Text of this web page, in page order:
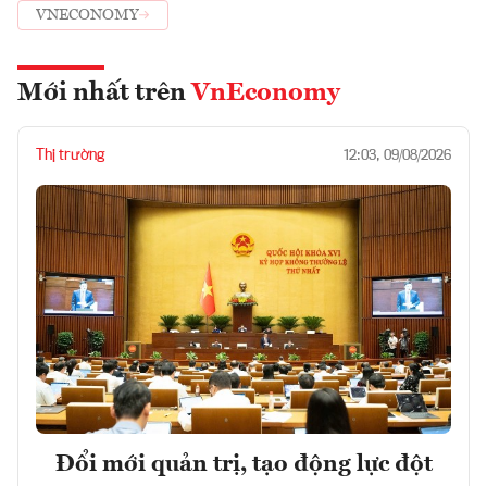
VNECONOMY
Mới nhất trên VnEconomy
Thị trường 12:03, 09/08/2026
Đổi mới quản trị, tạo động lực đột